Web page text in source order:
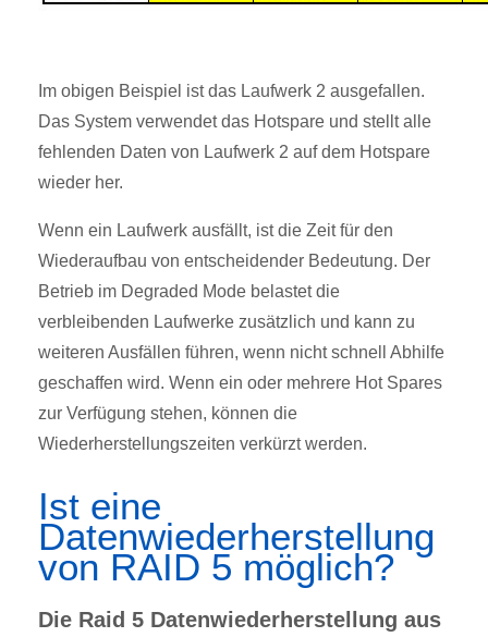
Im obigen Beispiel ist das Laufwerk 2 ausgefallen.
Das System verwendet das Hotspare und stellt alle
fehlenden Daten von Laufwerk 2 auf dem Hotspare
wieder her.
Wenn ein Laufwerk ausfällt, ist die Zeit für den
Wiederaufbau von entscheidender Bedeutung. Der
Betrieb im Degraded Mode belastet die
verbleibenden Laufwerke zusätzlich und kann zu
weiteren Ausfällen führen, wenn nicht schnell Abhilfe
geschaffen wird. Wenn ein oder mehrere Hot Spares
zur Verfügung stehen, können die
Wiederherstellungszeiten verkürzt werden.
Ist eine
Datenwiederherstellung
von RAID 5 möglich?
Die Raid 5 Datenwiederherstellung aus